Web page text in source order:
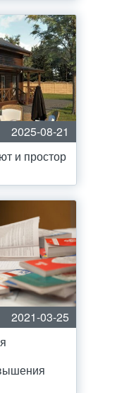
2025-08-21
и простор
2021-03-25